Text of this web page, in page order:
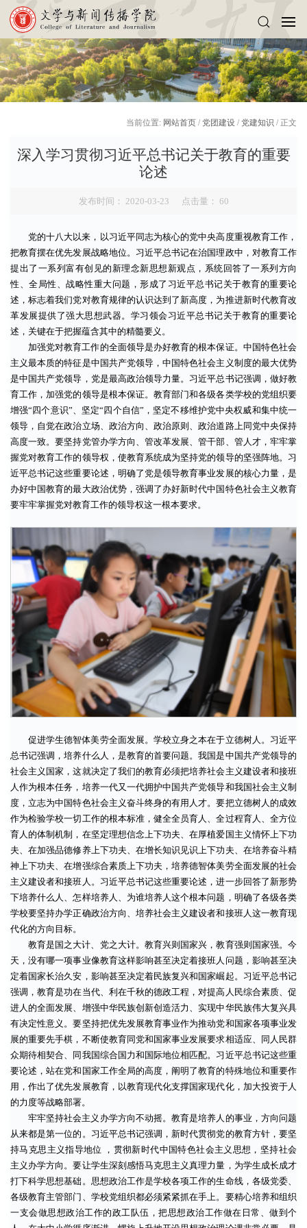
当前位置: 网站首页 / 党团建设 / 党建知识 / 正文
深入学习贯彻习近平总书记关于教育的重要
论述
发布时间： 2020-03-23 点击量： 60
党的十八大以来，以习近平同志为核心的党中央高度重视教育工作，
把教育摆在优先发展战略地位。习近平总书记在治国理政中，对教育工作
提出了一系列富有创见的新理念新思想新观点，系统回答了一系列方向
性、全局性、战略性重大问题，形成了习近平总书记关于教育的重要论
述，标志着我们党对教育规律的认识达到了新高度，为推进新时代教育改
革发展提供了强大思想武器。学习领会习近平总书记关于教育的重要论
述，关键在于把握蕴含其中的精髓要义。
加强党对教育工作的全面领导是办好教育的根本保证。中国特色社会
主义最本质的特征是中国共产党领导，中国特色社会主义制度的最大优势
是中国共产党领导，党是最高政治领导力量。习近平总书记强调，做好教
育工作，加强党的领导是根本保证。教育部门和各级各类学校的党组织要
增强“四个意识”、坚定“四个自信”，坚定不移维护党中央权威和集中统一
领导，自觉在政治立场、政治方向、政治原则、政治道路上同党中央保持
高度一致。要坚持党管办学方向、管改革发展、管干部、管人才，牢牢掌
握党对教育工作的领导权，使教育系统成为坚持党的领导的坚强阵地。习
近平总书记这些重要论述，明确了党是领导教育事业发展的核心力量，是
办好中国教育的最大政治优势，强调了办好新时代中国特色社会主义教育
要牢牢掌握党对教育工作的领导权这一根本要求。
促进学生德智体美劳全面发展。学校立身之本在于立德树人。习近平
总书记强调，培养什么人，是教育的首要问题。我国是中国共产党领导的
社会主义国家，这就决定了我们的教育必须把培养社会主义建设者和接班
人作为根本任务，培养一代又一代拥护中国共产党领导和我国社会主义制
度，立志为中国特色社会主义奋斗终身的有用人才。要把立德树人的成效
作为检验学校一切工作的根本标准，健全全员育人、全过程育人、全方位
育人的体制机制，在坚定理想信念上下功夫、在厚植爱国主义情怀上下功
夫、在加强品德修养上下功夫、在增长知识见识上下功夫、在培养奋斗精
神上下功夫、在增强综合素质上下功夫，培养德智体美劳全面发展的社会
主义建设者和接班人。习近平总书记这些重要论述，进一步回答了新形势
下培养什么人、怎样培养人、为谁培养人这个根本问题，明确了各级各类
学校要坚持办学正确政治方向、培养社会主义建设者和接班人这一教育现
代化的方向目标。
教育是国之大计、党之大计。教育兴则国家兴，教育强则国家强。今
天，没有哪一项事业像教育这样影响甚至决定着接班人问题，影响甚至决
定着国家长治久安，影响甚至决定着民族复兴和国家崛起。习近平总书记
强调，教育是功在当代、利在千秋的德政工程，对提高人民综合素质、促
进人的全面发展、增强中华民族创新创造活力、实现中华民族伟大复兴具
有决定性意义。要坚持把优先发展教育事业作为推动党和国家各项事业发
展的重要先手棋，不断使教育同党和国家事业发展要求相适应、同人民群
众期待相契合、同我国综合国力和国际地位相匹配。习近平总书记这些重
要论述，站在党和国家工作全局的高度，阐明了教育的特殊地位和重要作
用，作出了优先发展教育，以教育现代化支撑国家现代化，加大投资于人
的力度等战略部署。
牢牢坚持社会主义办学方向不动摇。教育是培养人的事业，方向问题
从来都是第一位的。习近平总书记强调，新时代贯彻党的教育方针，要坚
持马克思主义指导地位 ，贯彻新时代中国特色社会主义思想，坚持社会
主义办学方向。要让学生深刻感悟马克思主义真理力量，为学生成长成才
打下科学思想基础。思想政治工作是学校各项工作的生命线，各级党委、
各级教育主管部门、学校党组织都必须紧紧抓在手上。要精心培养和组织
一支会做思想政治工作的政工队伍，把思想政治工作做在日常、做到个